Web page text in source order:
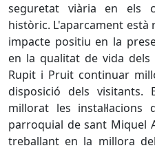
seguretat viària en els
històric. L'aparcament
impacte positiu en la
en la qualitat de vida
Rupit i Pruit continuar
disposició dels visitants.
millorat les instal·lacions
parroquial de sant Miquel
treballant en la millora